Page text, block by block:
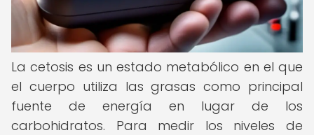
La cetosis es un estado metabólico en el que
el cuerpo utiliza las grasas como principal
fuente de energía en lugar de los
carbohidratos. Para medir los niveles de